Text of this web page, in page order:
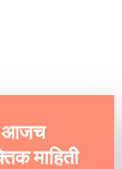
आजच
माहिती